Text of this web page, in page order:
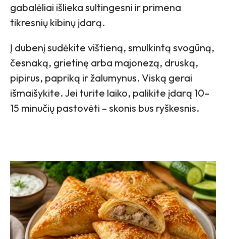
gabalėliai išlieka sultingesni ir primena
tikresnių kibinų įdarą.
Į dubenį sudėkite vištieną, smulkintą svogūną,
česnaką, grietinę arba majonezą, druską,
pipirus, papriką ir žalumynus. Viską gerai
išmaišykite. Jei turite laiko, palikite įdarą 10–
15 minučių pastovėti – skonis bus ryškesnis.